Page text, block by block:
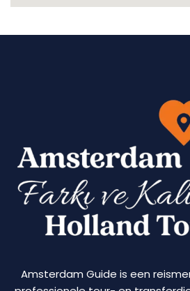
Amsterdam Guide is een